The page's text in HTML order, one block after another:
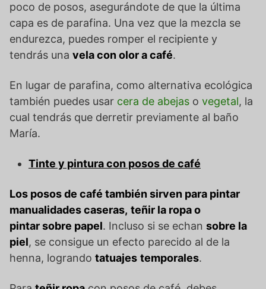
poco de posos, asegurándote de que la última
capa es de parafina. Una vez que la mezcla se
endurezca, puedes romper el recipiente y
tendrás una vela con olor a café.
En lugar de parafina, como alternativa ecológica
también puedes usar cera de abejas o vegetal, la
cual tendrás que derretir previamente al baño
María.
Tinte y pintura con posos de café
Los posos de café también sirven para pintar
manualidades caseras, teñir la ropa o
pintar sobre papel. Incluso si se echan sobre la
piel, se consigue un efecto parecido al de la
henna, logrando tatuajes temporales.